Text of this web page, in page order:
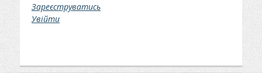
Зареєструватись
Увійти